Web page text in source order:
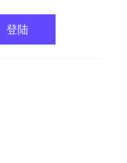
登陆